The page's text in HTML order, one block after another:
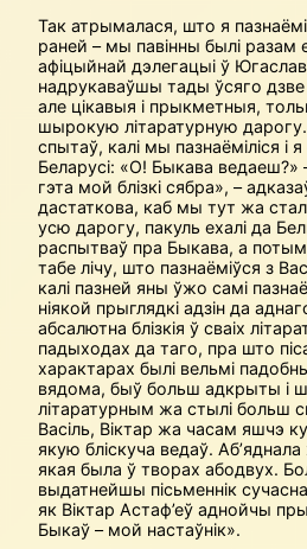
Так атрымалася, што я
раней – мы павінны былі разам
афіцыйнай дэлегацыі ў
надрукаваўшы тады ўсяго
але цікавыя і прыкметныя,
шырокую літаратурную
спытаў, калі мы пазнаёміліся і
Беларусі: «О! Быкава ведаеш?»
гэта мой блізкі сябра», –
дастаткова, каб мы тут жа
усю дарогу, пакуль ехалі да
распытваў пра Быкава, а
табе лічу, што пазнаёміўся з
калі пазней яны ўжо самі
ніякой прыглядкі адзін да
абсалютна блізкія ў сваіх
падыходах да таго, пра што
характарах былі вельмі
вядома, быў больш адкрыты і
літаратурным жа стылі больш
Васіль, Віктар жа часам яшчэ
якую бліскуча ведаў.
якая была ў творах абодвух.
выдатнейшы пісьменнік
як Віктар Астаф’еў аднойчы
Быкаў – мой настаўнік».